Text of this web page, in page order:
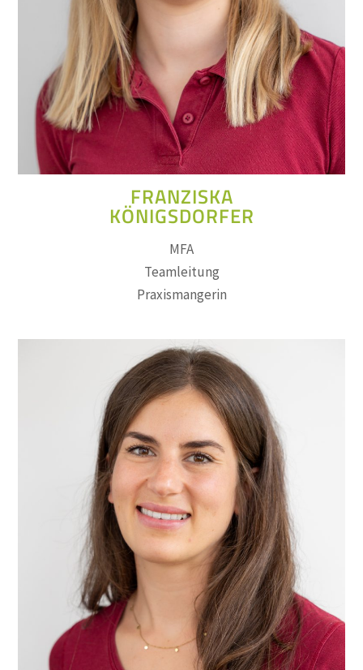
FRANZISKA
KÖNIGSDORFER
MFA
Teamleitung
Praxismangerin